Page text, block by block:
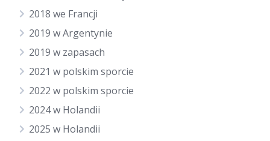
2018 we Francji
2019 w Argentynie
2019 w zapasach
2021 w polskim sporcie
2022 w polskim sporcie
2024 w Holandii
2025 w Holandii